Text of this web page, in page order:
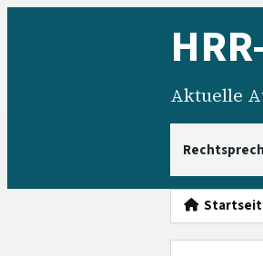
HRR
Aktuelle